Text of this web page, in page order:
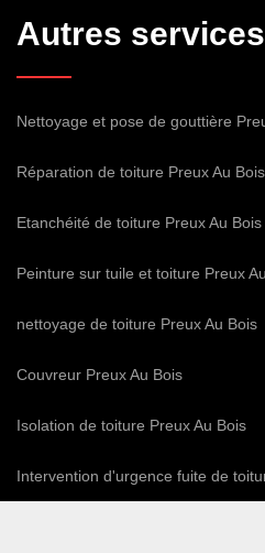
Autres services
Nettoyage et pose de gouttière
Réparation de toiture Preux Au Bois
Etanchéité de toiture Preux Au Bois
Peinture sur tuile et toiture Preux
nettoyage de toiture Preux Au Bois
Couvreur Preux Au Bois
Isolation de toiture Preux Au Bois
Intervention d'urgence fuite de